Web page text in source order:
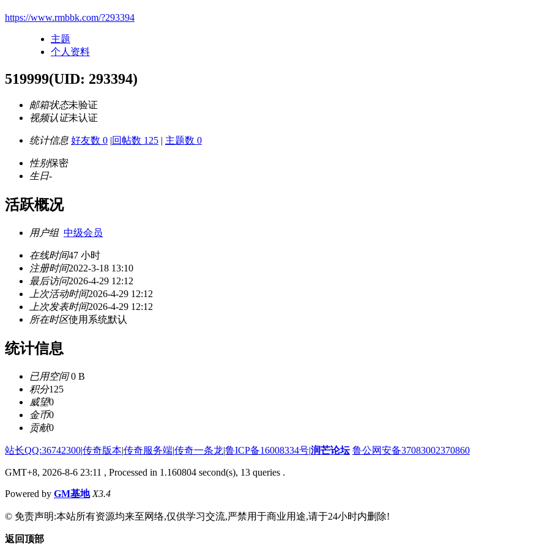
https://www.rmbbk.com/?293394
主题
个人资料
519999(UID: 293394)
邮箱状态未验证
视频认证未认证
统计信息 好友数 0 |回帖数 125 | 主题数 0
性别保密
生日-
活跃概况
用户组 中级会员
在线时间47 小时
注册时间2022-3-18 13:10
最后访问2026-4-29 12:12
上次活动时间2026-4-29 12:12
上次发表时间2026-4-29 12:12
所在时区使用系统默认
统计信息
已用空间0 B
积分125
威望0
金币0
贡献0
站长QQ:36742300|传奇版本|传奇服务端|传奇一条龙|鲁ICP备16008334号|润芒论坛 鲁公网安备37083002370860
GMT+8, 2026-8-6 23:11 , Processed in 1.160804 second(s), 13 queries .
Powered by GM基地 X3.4
© 免责声明:本站所有资源均来至网络,仅供学习交流,严禁用于商业用途,请于24小时内删除!
返回顶部